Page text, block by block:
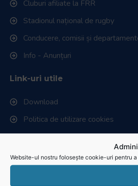
Website-ul nostru folosește cookie-uri pentru
Cluburi afiliate la FRR
Stadionul național de rugby
Conducere, comisii și
Info - Anunțuri
Link-uri utile
Download
Politica de utilizare cookies